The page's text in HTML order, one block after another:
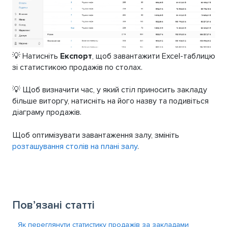
💡 Натисніть Експорт, щоб завантажити Excel-таблицю
зі статистикою продажів по столах.
💡 Щоб визначити час, у який стіл приносить закладу
більше виторгу, натисніть на його назву та подивіться
діаграму продажів.
Щоб оптимізувати завантаження залу, змініть
розташування столів на плані залу.
Пов’язані статті
Як переглянути статистику продажів за закладами